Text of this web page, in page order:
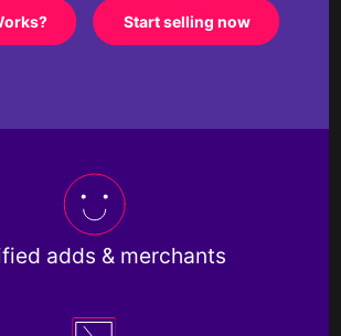
Start selling now
adds & merchants